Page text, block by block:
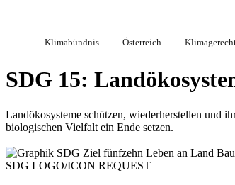
Klimabündnis Österreich
SDG 15:
Landökosysteme schützen, wiederherstellen und
biologischen Vielfalt ein Ende setzen.
SDG LOGO/ICON REQUEST